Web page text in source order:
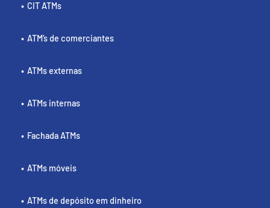
CIT ATMs
ATM’s de comerciantes
ATMs externas
ATMs internas
Fachada ATMs
ATMs móveis
ATMs de depósito em dinheiro